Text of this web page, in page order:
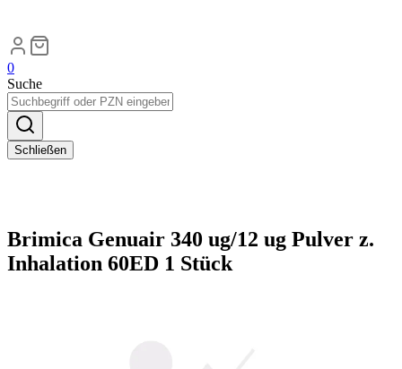
0
Suche
Schließen
Brimica Genuair 340 ug/12 ug Pulver z.
Inhalation 60ED 1 Stück